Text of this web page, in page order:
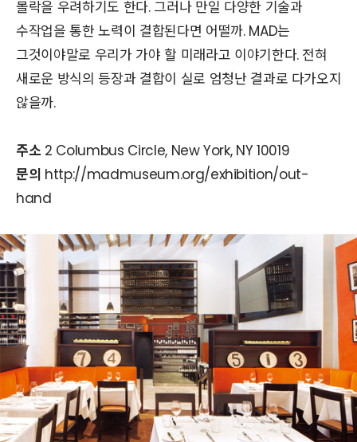
몰락을 우려하기도 한다. 그러나 만일 다양한 기술과
수작업을 통한 노력이 결합된다면 어떨까. MAD는
그것이야말로 우리가 가야 할 미래라고 이야기한다. 전혀
새로운 방식의 등장과 결합이 실로 엄청난 결과로 다가오지
않을까.
주소 2 Columbus Circle, New York, NY 10019
문의 http://madmuseum.org/exhibition/out-
hand